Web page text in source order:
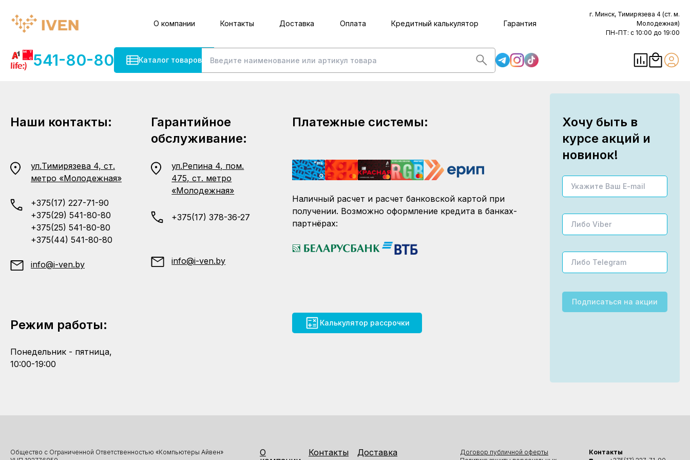
О компании Контакты Доставка Оплата Кредитный калькулятор Гарантия
г. Минск, Тимирязева 4 (ст. м.
Молодежная)
ПН-ПТ: с 10:00 до 19:00
541-80-80 Каталог товаров
Наши контакты:
ул.Тимирязева 4, ст.
метро «Молодежная»
+375(17) 227-71-90
+375(29) 541-80-80
+375(25) 541-80-80
+375(44) 541-80-80
info@i-ven.by
Гарантийное
обслуживание:
ул.Репина 4, пом.
475, ст. метро
«Молодежная»
+375(17) 378-36-27
info@i-ven.by
Платежные системы:
Наличный расчет и расчет банковской картой при
получении. Возможно оформление кредита в банках-
партнёрах:
Режим работы:
Понедельник - пятница,
10:00-19:00
Калькулятор рассрочки
Хочу быть в
курсе акций и
новинок!
Подписаться на акции
Общество с Ограниченной Ответственностью «Компьютеры Айвен»
О
Контакты Доставка
Договор публичной оферты
Контакты